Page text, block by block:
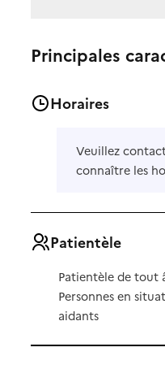
Principales
Horaires
Veuillez
connaître les
Patientèle
Patientèle de tout
Personnes en
aidants